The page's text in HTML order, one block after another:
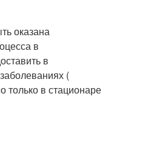
оказана
в
в
(
только в стационаре